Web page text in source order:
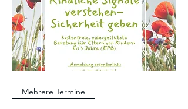
Mehrere Termine